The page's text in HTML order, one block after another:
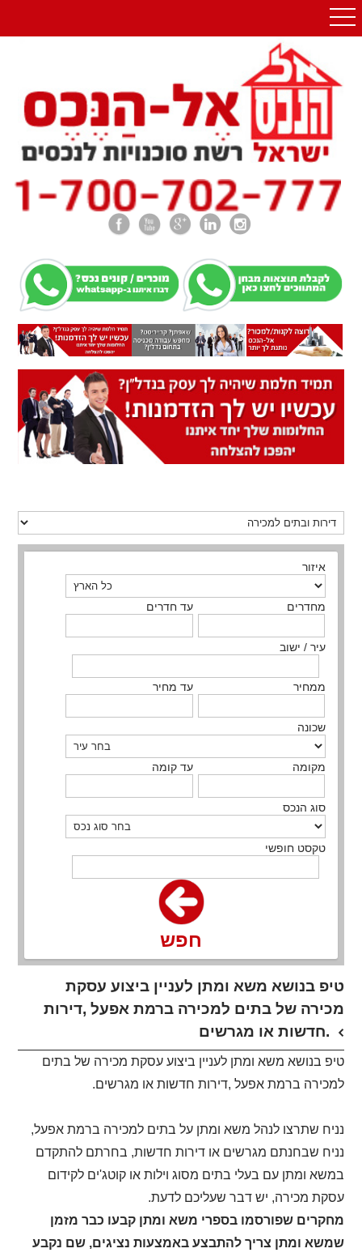
איזור
מחדרים עד חדרים
עיר / ישוב
ממחיר עד מחיר
שכונה
מקומה עד קומה
סוג הנכס
טקסט חופשי
חפש
טיפ בנושא משא ומתן לעניין ביצוע עסקת
מכירה של בתים למכירה ברמת אפעל ,דירות
חדשות או מגרשים.
טיפ בנושא משא ומתן לעניין ביצוע עסקת מכירה של בתים
למכירה ברמת אפעל ,דירות חדשות או מגרשים.
נניח שתרצו לנהל משא ומתן על בתים למכירה ברמת אפעל,
נניח שבחנתם מגרשים או דירות חדשות, בחרתם להתקדם
במשא ומתן עם בעלי בתים מסוג וילות או קוטג'ים לקידום
עסקת מכירה, יש דבר שעליכם לדעת.
מחקרים שפורסמו בספרי משא ומתן קבעו כבר מזמן
שמשא ומתן צריך להתבצע באמצעות נציגים, שם נקבע